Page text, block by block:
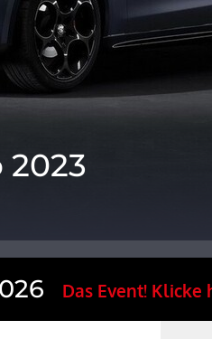
Das Event! Klicke